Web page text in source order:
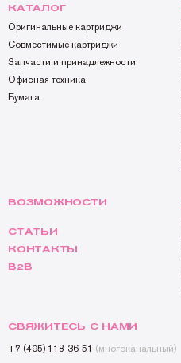
КАТАЛОГ
Оригинальные картриджи
Совместимые картриджи
Запчасти и принадлежности
Офисная техника
Бумага
ВОЗМОЖНОСТИ
СТАТЬИ
КОНТАКТЫ
B2B
СВЯЖИТЕСЬ С НАМИ
+7 (495) 118-36-51 (многоканальный)